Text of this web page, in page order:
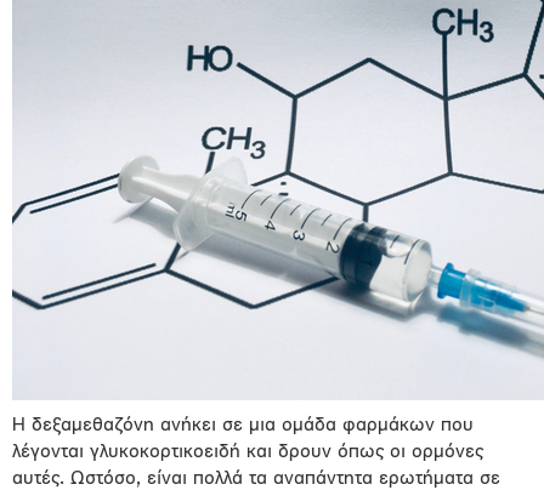
Η δεξαμεθαζόνη ανήκει σε μια ομάδα φαρμάκων που
λέγονται γλυκοκορτικοειδή και δρουν όπως οι ορμόνες
αυτές. Ωστόσο, είναι πολλά τα αναπάντητα ερωτήματα σε